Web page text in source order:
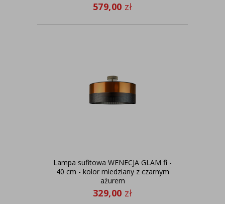
579,00 zł
Lampa sufitowa WENECJA GLAM fi -
40 cm - kolor miedziany z czarnym
ażurem
329,00 zł